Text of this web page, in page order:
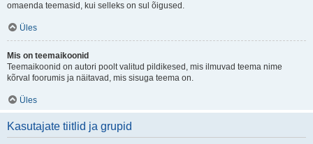
omaenda teemasid, kui selleks on sul õigused.
Üles
Mis on teemaikoonid
Teemaikoonid on autori poolt valitud pildikesed, mis ilmuvad teema nime
kõrval foorumis ja näitavad, mis sisuga teema on.
Üles
Kasutajate tiitlid ja grupid